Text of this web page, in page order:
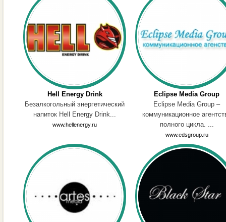
Hell Energy Drink
Безалкогольный энергетический
напиток Hell Energy Drink...
www.hellenergy.ru
Eclipse Media Group
Eclipse Media Group –
коммуникационное
полного цикла. ...
www.edsgroup.ru